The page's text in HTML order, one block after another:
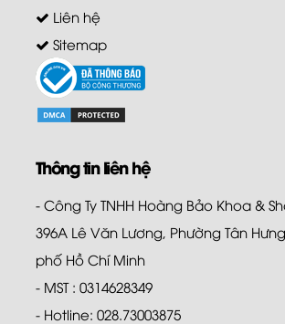
Liên hệ
Sitemap
Thông tin liên hệ
- Công Ty TNHH Hoàng Bảo Khoa &
396A Lê Văn Lương, Phường Tân
phố Hồ Chí Minh
- MST : 0314628349
- Hotline: 028.73003875